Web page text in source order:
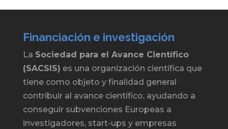
Financiación e investigación
La Sociedad para el Avance Científico
(SACSIS) es una organización científica que
tiene como objeto y finalidad general
contribuir al avance científico, ayudando a
conseguir subvenciones Europeas a
investigadores, start-ups y empresas